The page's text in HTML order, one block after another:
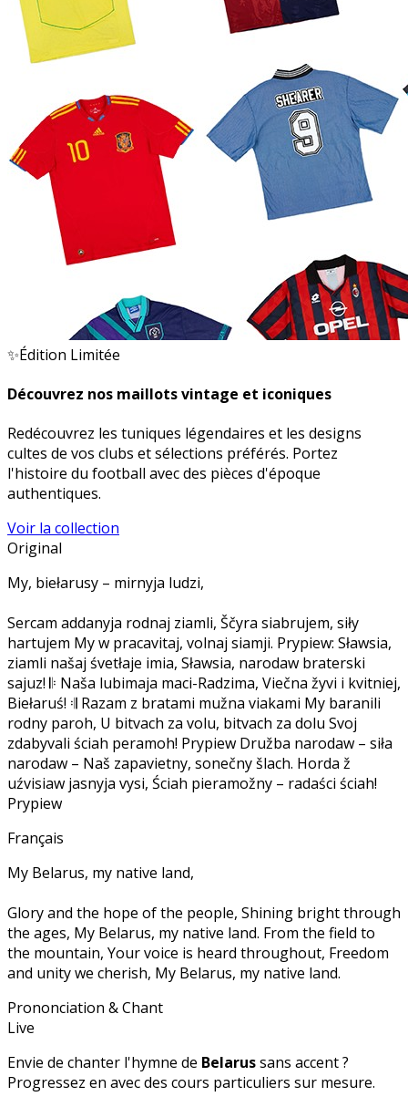
✨Édition Limitée
Découvrez nos maillots vintage et iconiques
Redécouvrez les tuniques légendaires et les designs
cultes de vos clubs et sélections préférés. Portez
l'histoire du football avec des pièces d'époque
authentiques.
Voir la collection
Original
My, biełarusy – mirnyja ludzi,
Sercam addanyja rodnaj ziamli, Ščyra siabrujem, siły
hartujem My w pracavitaj, volnaj siamji. Prypiew: Sławsia,
ziamli našaj śvetłaje imia, Sławsia, narodaw braterski
sajuz! 𝄆 Naša lubimaja maci-Radzima, Viečna žyvi i kvitniej,
Biełaruś! 𝄇 Razam z bratami mužna viakami My baranili
rodny paroh, U bitvach za volu, bitvach za dolu Svoj
zdabyvali ściah peramoh! Prypiew Družba narodaw – siła
narodaw – Naš zapavietny, sonečny šlach. Horda ž
uźvisiaw jasnyja vysi, Ściah pieramožny – radaści ściah!
Prypiew
Français
My Belarus, my native land,
Glory and the hope of the people, Shining bright through
the ages, My Belarus, my native land. From the field to
the mountain, Your voice is heard throughout, Freedom
and unity we cherish, My Belarus, my native land.
Prononciation & Chant
Live
Envie de chanter l'hymne de Belarussans accent ?
Progressez en avec des cours particuliers sur mesure.